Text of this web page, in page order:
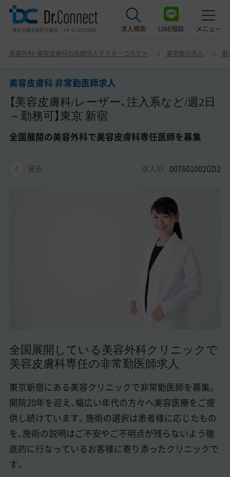
求人検索 LINE相談 メニュー
美容クリニック見学ご希望の方はこちら
サービス紹介
ドクターコネクトの強み
美容外科・美容皮膚科の医師転職体験談
美容医療辞典
医師採用ご担当者様・その他問い合わせ
美容外科・美容皮膚科の医師求人ドクターコネクト 東京都の求人 東
美容皮膚科 非常勤医師求人
【美容皮膚科/レーザー、注入系など/週2日
～勤務可】東京 新宿
全国展開の美容外科で美容皮膚科専任医師を募集
戻る 求人ID 007601002GD2
全国展開している美容外科クリニックで
美容皮膚科専任の非常勤医師求人
東京新宿にある美容クリニックで非常勤医師を募集。
開院20年を迎え、幅広い年代の方々へ美容医療をご提
供し続けています。施術の選択は患者様に応じたもの
を、施術の説明はご不安やご不明点が残らないよう徹
底的に行なっているお客様に寄り添ったクリニックで
す。
美容皮膚科 非常勤医師求人 【美容皮膚科/レーザー、注入系
など/週2日～勤務可】東京 新宿 全国展開の美容外科で美容